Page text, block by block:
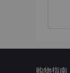
购物指南